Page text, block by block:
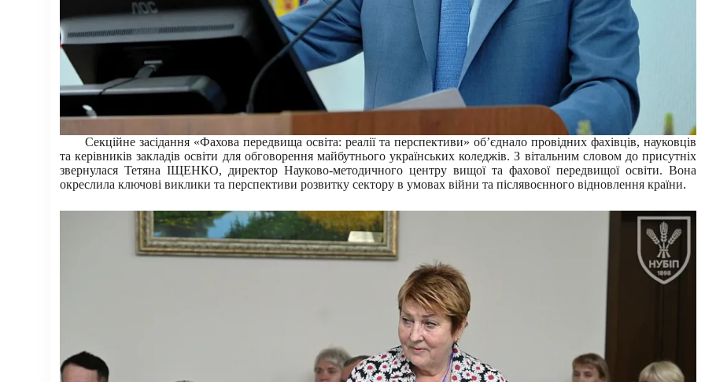
Секційне засідання «Фахова передвища освіта: реалії та перспективи» об’єднало провідних фахівців, науковців
та керівників закладів освіти для обговорення майбутнього українських коледжів. З вітальним словом до присутніх
звернулася Тетяна ІЩЕНКО, директор Науково-методичного центру вищої та фахової передвищої освіти. Вона
окреслила ключові виклики та перспективи розвитку сектору в умовах війни та післявоєнного відновлення країни.